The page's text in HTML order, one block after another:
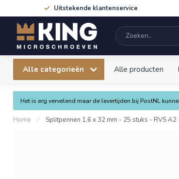
Uitstekende klantenservice
Alle categorieën Alle producten
Het is erg vervelend maar de levertijden bij PostNL
Home / Splitpennen 1,6 x 32 mm - 25 stuks - RVS A2